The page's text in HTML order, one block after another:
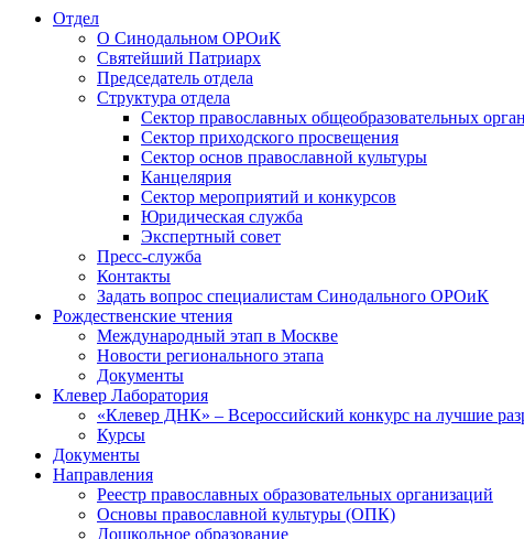
Отдел
О Синодальном ОРОиК
Святейший Патриарх
Председатель отдела
Структура отдела
Сектор православных общеобразовательных
Сектор приходского просвещения
Сектор основ православной культуры
Канцелярия
Сектор мероприятий и конкурсов
Юридическая служба
Экспертный совет
Пресс-служба
Контакты
Задать вопрос специалистам Синодального ОРОиК
Рождественские чтения
Международный этап в Москве
Новости регионального этапа
Документы
Клевер Лаборатория
«Клевер ДНК» – Всероссийский конкурс на лучшие
Курсы
Документы
Направления
Реестр православных образовательных организаций
Основы православной культуры (ОПК)
Дошкольное образование